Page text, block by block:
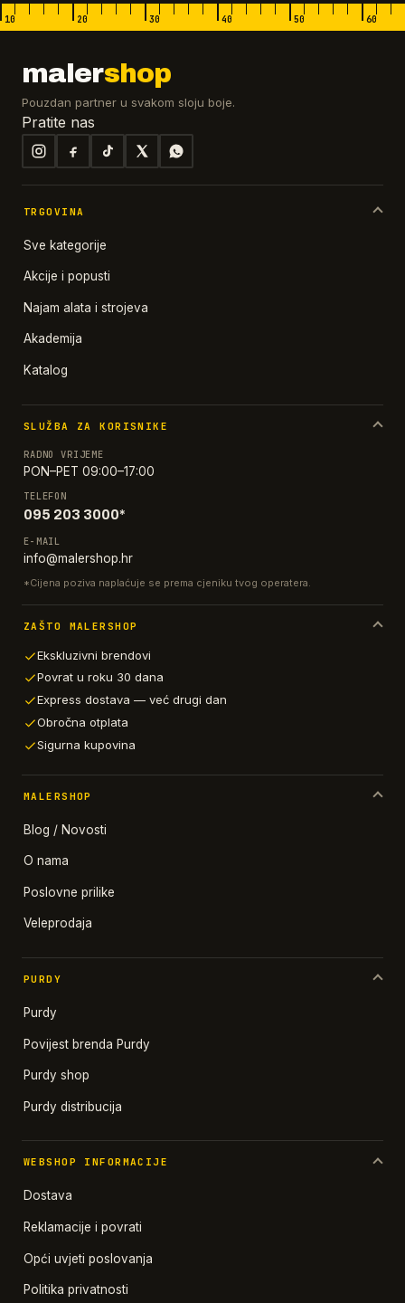
10 20 30 40 50 60
malershop
Pouzdan partner u svakom sloju boje.
Pratite nas
TRGOVINA
Sve kategorije
Akcije i popusti
Najam alata i strojeva
Akademija
Katalog
SLUŽBA ZA KORISNIKE
RADNO VRIJEME
PON–PET 09:00–17:00
TELEFON
095 203 3000*
E-MAIL
info@malershop.hr
*Cijena poziva naplaćuje se prema cjeniku tvog operatera.
ZAŠTO MALERSHOP
Ekskluzivni brendovi
Povrat u roku 30 dana
Express dostava — već drugi dan
Obročna otplata
Sigurna kupovina
MALERSHOP
Blog / Novosti
O nama
Poslovne prilike
Veleprodaja
PURDY
Purdy
Povijest brenda Purdy
Purdy shop
Purdy distribucija
WEBSHOP INFORMACIJE
Dostava
Reklamacije i povrati
Opći uvjeti poslovanja
Politika privatnosti